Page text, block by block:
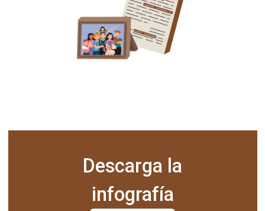
Descarga la
infografía